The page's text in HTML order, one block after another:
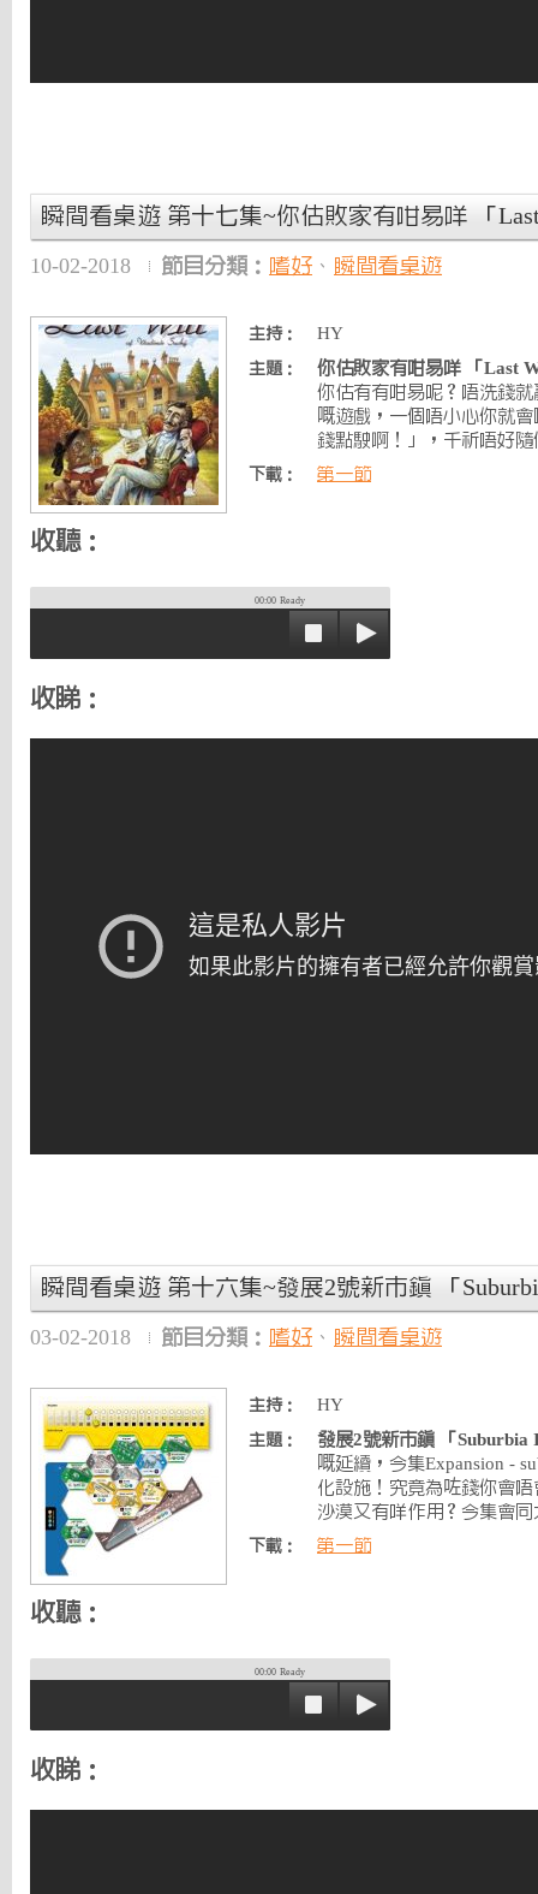
瞬間看桌遊 第十七集~你估敗家有咁易咩 「
10-02-2018 節目分類： 嗜好 、 瞬間看桌遊
主持： HY
主題：
你估敗家有咁易咩 「Last
你估有有咁易呢？唔洗錢
嘅遊戲，一個唔小心你就
錢點駛啊！」，千祈唔好
下載： 第一節
收聽：
00:00 Ready
收睇：
瞬間看桌遊 第十六集~發展2號新市鎮 「
03-02-2018 節目分類： 嗜好 、 瞬間看桌遊
主持： HY
主題：
發展2號新市鎮 「Suburbia
嘅延續，今集Expansion -
化設施！究竟為咗錢你會
沙漠又有咩作用？今集會
下載： 第一節
收聽：
00:00 Ready
收睇：